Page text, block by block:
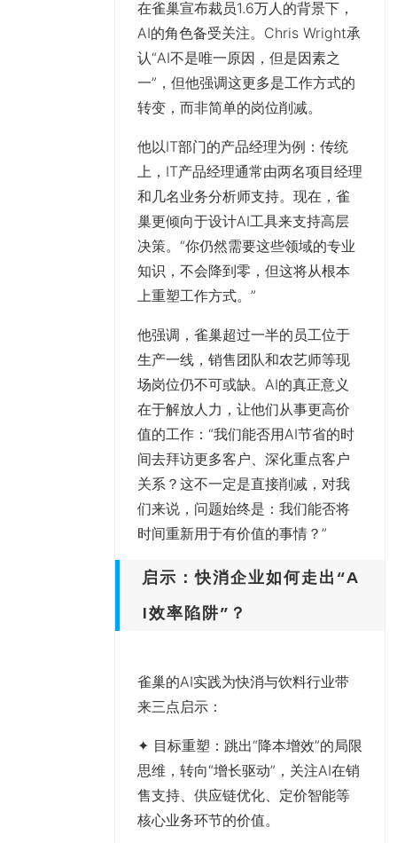
在雀巢宣布裁员1.6万人的背景下，
AI的角色备受关注。Chris Wright承
认“AI不是唯一原因，但是因素之
一”，但他强调这更多是工作方式的
转变，而非简单的岗位削减。
他以IT部门的产品经理为例：传统
上，IT产品经理通常由两名项目经理
和几名业务分析师支持。现在，雀
巢更倾向于设计AI工具来支持高层
决策。“你仍然需要这些领域的专业
知识，不会降到零，但这将从根本
上重塑工作方式。”
他强调，雀巢超过一半的员工位于
生产一线，销售团队和农艺师等现
场岗位仍不可或缺。AI的真正意义
在于解放人力，让他们从事更高价
值的工作：“我们能否用AI节省的时
间去拜访更多客户、深化重点客户
关系？这不一定是直接削减，对我
们来说，问题始终是：我们能否将
时间重新用于有价值的事情？”
启示：快消企业如何走出“A
I效率陷阱”？
雀巢的AI实践为快消与饮料行业带
来三点启示：
✦ 目标重塑：跳出“降本增效”的局限
思维，转向“增长驱动”，关注AI在销
售支持、供应链优化、定价智能等
核心业务环节的价值。